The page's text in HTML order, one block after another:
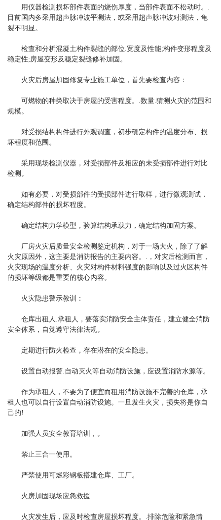
用仪器检测损坏部件表面的烧伤厚度，当部件表面不松动时。.
目前国内多采用超声脉冲波平测法，或采用超声脉冲波对测法，龟
裂不明显。
检查和分析混凝土构件裂缝的部位.宽度及性能;构件变形程度及
稳定性;房屋变形及稳定裂缝修补加固。
火灾后房屋加固修复专业施工单位，首先要检查内容：
可燃物的种类取决于房屋的受害程度。.数量.猜测火灾的范围和
规模。
对受损结构构件进行外观调查，初步确定构件的温度分布、损
坏程度和范围。
采用现场检测仪器，对受损部件及相应的未受损部件进行对比
检测。
如有必要，对受损部件的受损部件进行取样，进行微观测试，
确定结构部件的损坏程度。
确定结构力学模型，验算结构承载力，确定结构加固方案。
厂房火灾后质量安全检测鉴定机构，对于一场大火，除了了解
火灾原因外，这主要是消防报告的主要内容。.，对灾后检测而言，
火灾现场的温度分析、火灾对构件材料强度的影响以及过火区构件
的损坏等级都是重要的核心内容。
火灾隐患警示教训：
仓库出租人.承租人，要落实消防安全主体责任，建立健全消防
安全体系，自觉遵守法律法规。
定期进行防火检查，存在潜在的安全隐患。
设置自动报警.自动灭火等自动消防设施，应设置消防水源等。
作为承租人，不要为了便宜而租用消防设施不完善的仓库，承
租人也可以自行设置自动消防设施。一旦发生火灾，损失将是你自
己的!
加强人员安全教育培训，。
禁止三合一使用。
严禁使用可燃彩钢板搭建仓库、工厂。
火房加固现场应急救援
火灾发生后，应及时检查房屋损坏程度。.排除危险和紧急情